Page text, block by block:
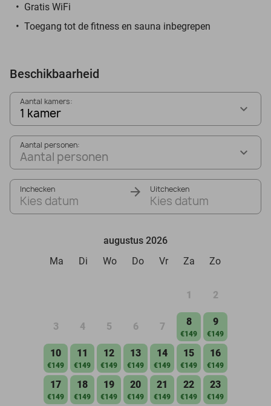
Gratis WiFi
Toegang tot de fitness en sauna inbegrepen
Beschikbaarheid
Aantal kamers:
1 kamer
Aantal personen:
Aantal personen
Inchecken
Kies datum
Uitchecken
Kies datum
augustus 2026
Ma
Di Wo Do Vr Za Zo
1 2
3 4 5 6 7 8
€149
9
€149
10
€149
11
€149
12
€149
13
€149
14
€149
15
€149
16
€149
17
€149
18
€149
19
€149
20
€149
21
€149
22
€149
23
€149